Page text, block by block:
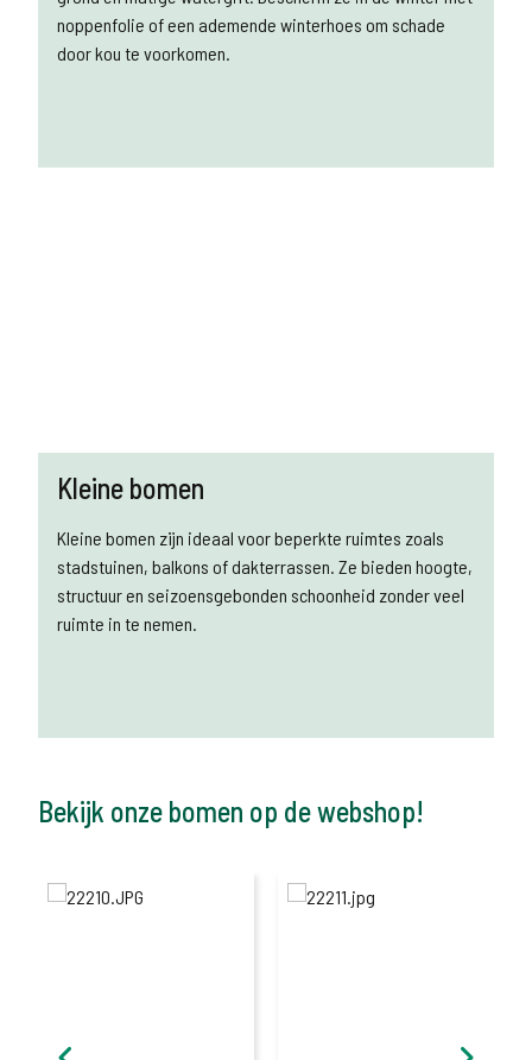
noppenfolie of een ademende winterhoes om schade
door kou te voorkomen.
Kleine bomen
Kleine bomen zijn ideaal voor beperkte ruimtes zoals
stadstuinen, balkons of dakterrassen. Ze bieden hoogte,
structuur en seizoensgebonden schoonheid zonder veel
ruimte in te nemen.
Bekijk onze bomen op de webshop!